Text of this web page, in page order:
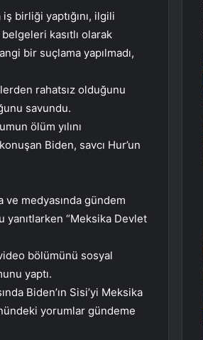
birliği yaptığını, ilgili
kasıtlı olarak
bir suçlama yapılmadı,
rahatsız olduğunu
savundu.
ölüm yılını
Biden, savcı Hur’un
ve medyasında gündem
“Meksika Devlet
bölümünü sosyal
yaptı.
Biden’ın Sisi’yi Meksika
yorumlar gündeme